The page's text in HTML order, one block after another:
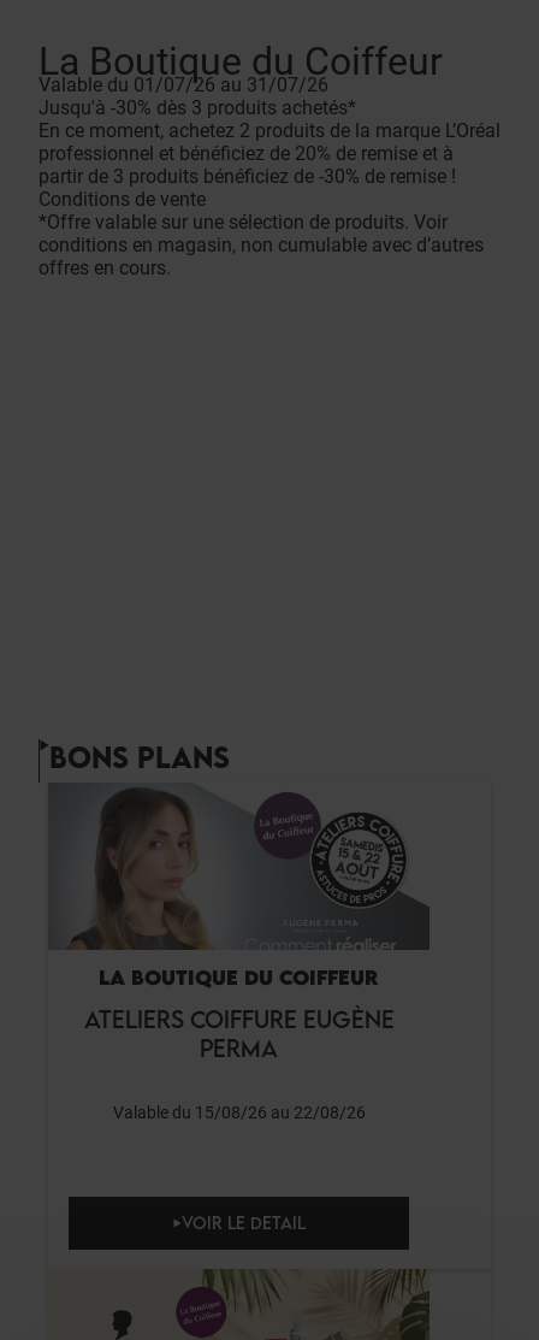
La Boutique du Coiffeur
Valable du 01/07/26 au 31/07/26
Jusqu'à -30% dès 3 produits achetés*
En ce moment, achetez 2 produits de la marque L’Oréal
professionnel et bénéficiez de 20% de remise et à
partir de 3 produits bénéficiez de -30% de remise !
Conditions de vente
*Offre valable sur une sélection de produits. Voir
conditions en magasin, non cumulable avec d’autres
offres en cours.
BONS PLANS
LA BOUTIQUE DU COIFFEUR
ATELIERS COIFFURE EUGÈNE
PERMA
Valable du 15/08/26 au 22/08/26
VOIR LE DETAIL